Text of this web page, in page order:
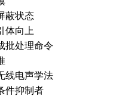
蔽状态
体向上
批处理命令
线电声学法
件抑制者